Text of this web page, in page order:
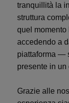
tranquillità la
struttura
quel momento
accedendo a
piattaforma —
presente in
Grazie alle